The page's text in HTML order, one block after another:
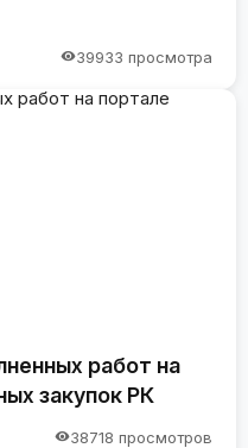
39933 просмотра
работ на
закупок РК
38718 просмотров